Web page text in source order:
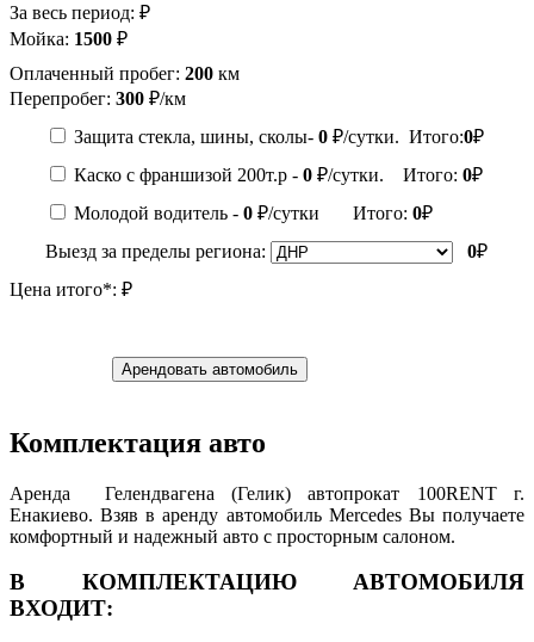
За весь период: ₽
Мойка: 1500 ₽
Оплаченный пробег: 200 км
Перепробег: 300 ₽/км
Защита стекла, шины, сколы- 0 ₽/сутки. Итого:0₽
Каско с франшизой 200т.р - 0 ₽/сутки. Итого: 0₽
Молодой водитель - 0 ₽/сутки Итого: 0₽
Выезд за пределы региона:
0₽
Цена итого*: ₽
Арендовать автомобиль
Комплектация авто
Аренда Гелендвагена (Гелик) автопрокат 100RENT г.
Енакиево. Взяв в аренду автомобиль Mercedes Вы получаете
комфортный и надежный авто с просторным салоном.
В КОМПЛЕКТАЦИЮ АВТОМОБИЛЯ
ВХОДИТ: